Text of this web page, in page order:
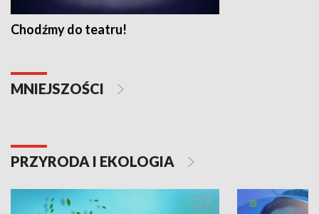
Chodźmy do teatru!
MNIEJSZOŚCI
PRZYRODA I EKOLOGIA